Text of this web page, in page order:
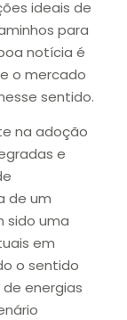
ideais de
para
notícia é
o mercado
sentido.
na adoção
e
de um
sido uma
em
o sentido
energias